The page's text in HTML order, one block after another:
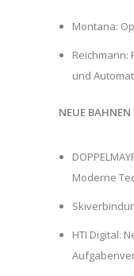
Montana:
und
NEUE BAHNEN
Moderne
HTI Digital: